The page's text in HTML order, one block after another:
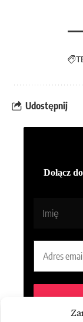
Udostępnij
Dołącz